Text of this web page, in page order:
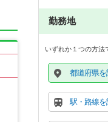
勤務地
いずれか１つの方法
都道府県
駅・路線